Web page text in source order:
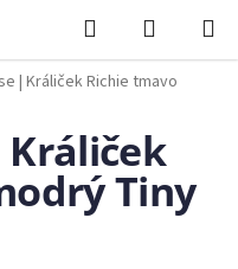
Hľadať
KOŠÍK
| Králiček Richie tmavo
Tiny